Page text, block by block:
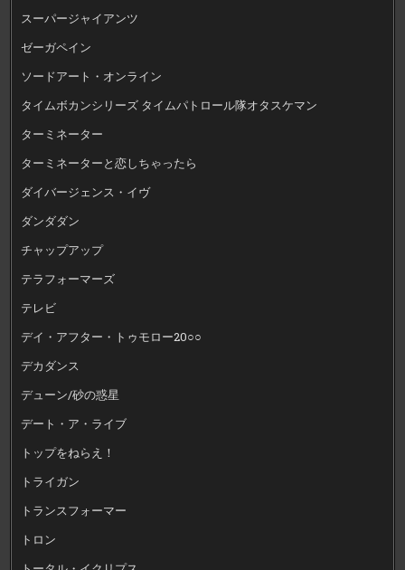
スーパージャイアンツ
ゼーガペイン
ソードアート・オンライン
タイムボカンシリーズ タイムパトロール隊オタスケマン
ターミネーター
ターミネーターと恋しちゃったら
ダイバージェンス・イヴ
ダンダダン
チャップアップ
テラフォーマーズ
テレビ
デイ・アフター・トゥモロー20○○
デカダンス
デューン/砂の惑星
デート・ア・ライブ
トップをねらえ！
トライガン
トランスフォーマー
トロン